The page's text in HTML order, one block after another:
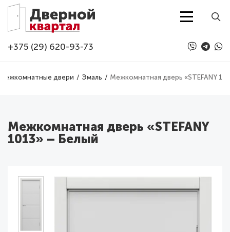
Перейти к основному содержанию
+375 (29) 620-93-73
двери Эмаль Межкомнатная дверь «STEFANY
Межкомнатная дверь «STEFANY
1013» – Белый